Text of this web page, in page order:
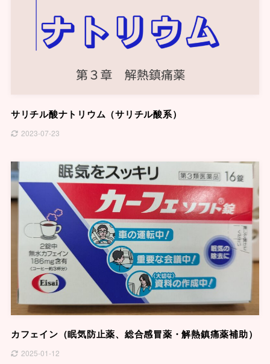
サリチル酸ナトリウム（サリチル酸系）
2023-07-23
カフェイン（眠気防止薬、総合感冒薬・解熱鎮痛薬補助）
2025-01-12